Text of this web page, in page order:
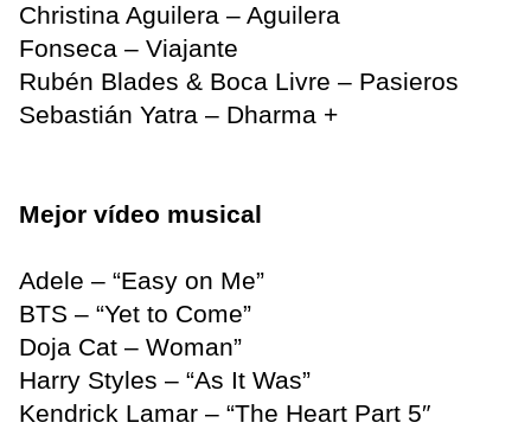
Christina Aguilera – Aguilera
Fonseca – Viajante
Rubén Blades & Boca Livre – Pasieros
Sebastián Yatra – Dharma +
Mejor vídeo musical
Adele – “Easy on Me”
BTS – “Yet to Come”
Doja Cat – Woman”
Harry Styles – “As It Was”
Kendrick Lamar – “The Heart Part 5″